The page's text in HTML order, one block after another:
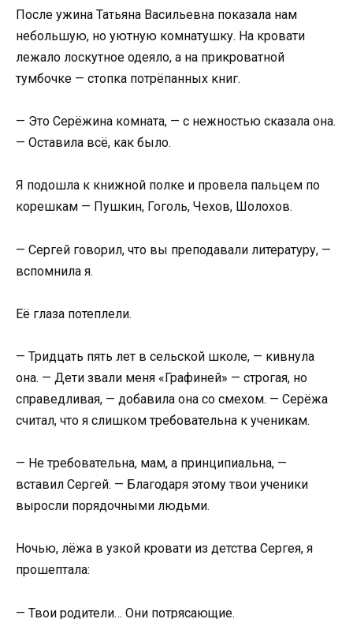
После ужина Татьяна Васильевна показала нам
небольшую, но уютную комнатушку. На кровати
лежало лоскутное одеяло, а на прикроватной
тумбочке — стопка потрёпанных книг.
— Это Серёжина комната, — с нежностью сказала она.
— Оставила всё, как было.
Я подошла к книжной полке и провела пальцем по
корешкам — Пушкин, Гоголь, Чехов, Шолохов.
— Сергей говорил, что вы преподавали литературу, —
вспомнила я.
Её глаза потеплели.
— Тридцать пять лет в сельской школе, — кивнула
она. — Дети звали меня «Графиней» — строгая, но
справедливая, — добавила она со смехом. — Серёжа
считал, что я слишком требовательна к ученикам.
— Не требовательна, мам, а принципиальна, —
вставил Сергей. — Благодаря этому твои ученики
выросли порядочными людьми.
Ночью, лёжа в узкой кровати из детства Сергея, я
прошептала:
— Твои родители… Они потрясающие.